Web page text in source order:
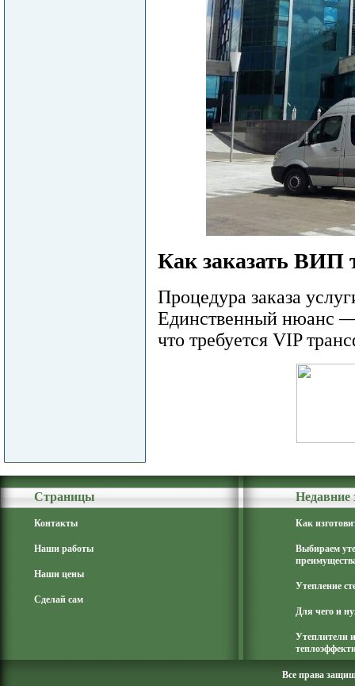
Как заказать ВИП
Процедура заказа
Единственный нюанс —
что требуется VIP
Страницы
Контакты
Наши работы
Наши цены
Сделай сам
Недавние
Как
Выбираем
Утепление
Для чего и
Утеплители
Все права